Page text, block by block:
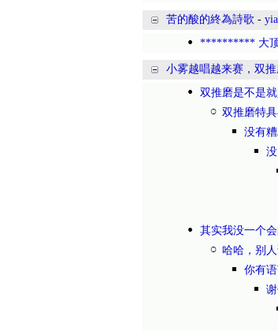
苦的酸的終為詩歌 -
********** 大
小雾越唱越来赛，双
双推磨是不是
双推磨特
没有
没
其实我没一个会
哈哈，别
你有